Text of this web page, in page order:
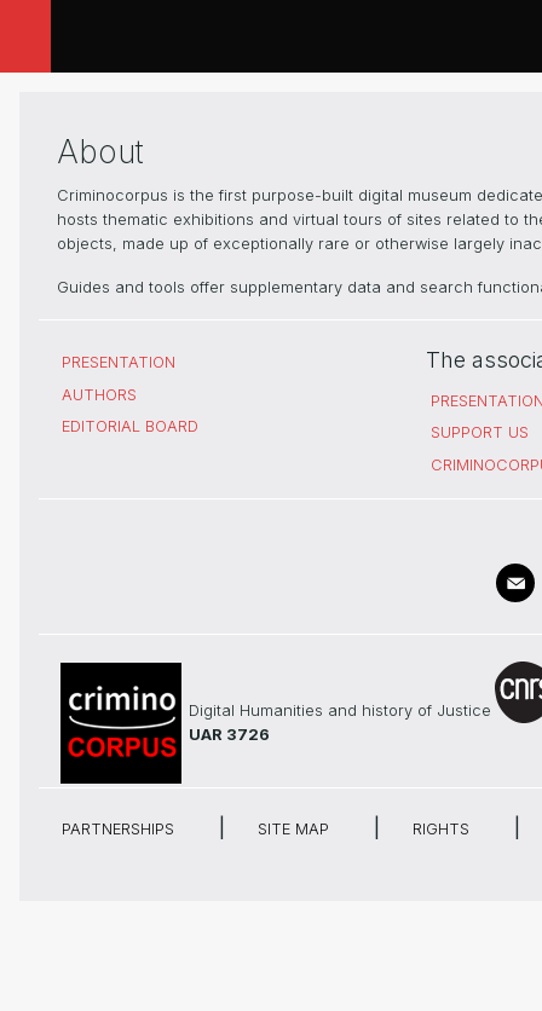
About
Criminocorpus is the first purpose-built digital museum
hosts thematic exhibitions and virtual tours of sites related to
objects, made up of exceptionally rare or otherwise largely
Guides and tools offer supplementary data and search
PRESENTATION
AUTHORS
EDITORIAL BOARD
The
SUPPORT US
Digital Humanities and history of Justice
UAR 3726
PARTNERSHIPS SITE MAP RIGHTS